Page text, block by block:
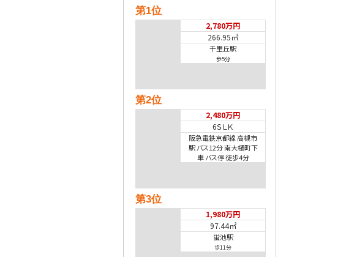
第1位
2,780万円
266.95㎡
千里丘駅
歩5分
第2位
2,480万円
6ＳＬＫ
阪急電鉄京都線 高槻市
駅 バス12分 南大樋町下
車 バス停 徒歩4分
第3位
1,980万円
97.44㎡
蛍池駅
歩11分